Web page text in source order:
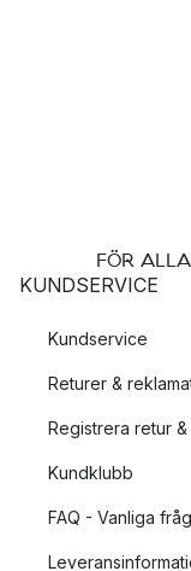
FÖR
KUNDSERVICE
Kundservice
Returer &
Registrera retur
Kundklubb
FAQ - Vanliga